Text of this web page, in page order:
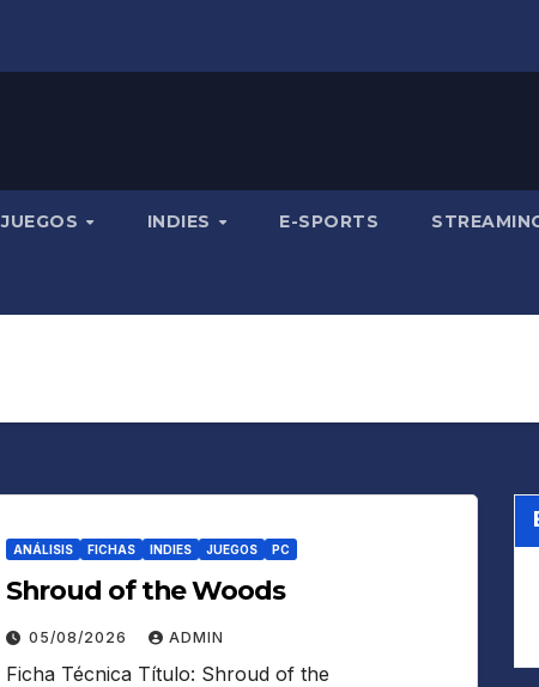
JUEGOS INDIES E-SPORTS
ANÁLISIS FICHAS INDIES JUEGOS PC
Shroud of the Woods
05/08/2026 ADMIN
Ficha Técnica Título: Shroud of the